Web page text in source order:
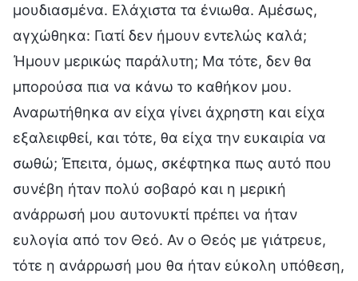
μουδιασμένα. Ελάχιστα τα ένιωθα. Αμέσως,
αγχώθηκα: Γιατί δεν ήμουν εντελώς καλά;
Ήμουν μερικώς παράλυτη; Μα τότε, δεν θα
μπορούσα πια να κάνω το καθήκον μου.
Αναρωτήθηκα αν είχα γίνει άχρηστη και είχα
εξαλειφθεί, και τότε, θα είχα την ευκαιρία να
σωθώ; Έπειτα, όμως, σκέφτηκα πως αυτό που
συνέβη ήταν πολύ σοβαρό και η μερική
ανάρρωσή μου αυτονυκτί πρέπει να ήταν
ευλογία από τον Θεό. Αν ο Θεός με γιάτρευε,
τότε η ανάρρωσή μου θα ήταν εύκολη υπόθεση,